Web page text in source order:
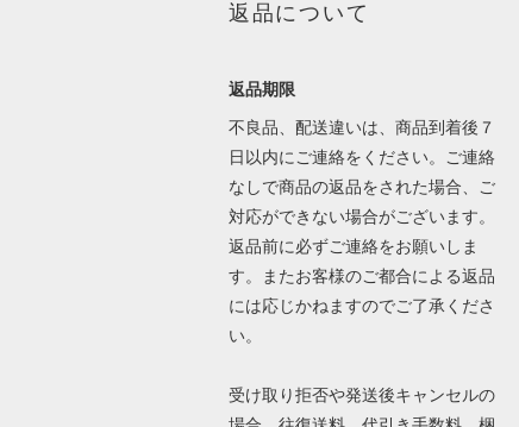
返品について
返品期限
不良品、配送違いは、商品到着後７
日以内にご連絡をください。ご連絡
なしで商品の返品をされた場合、ご
対応ができない場合がございます。
返品前に必ずご連絡をお願いしま
す。またお客様のご都合による返品
には応じかねますのでご了承くださ
い。
受け取り拒否や発送後キャンセルの